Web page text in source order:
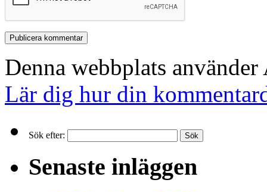
Denna webbplats
Lär dig hur din
Sök efter:
Senaste inläggen